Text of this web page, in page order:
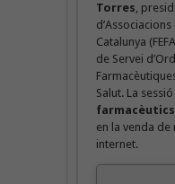
Torres,
Catalunya
de Servei
Salut. La
en la venda
internet.